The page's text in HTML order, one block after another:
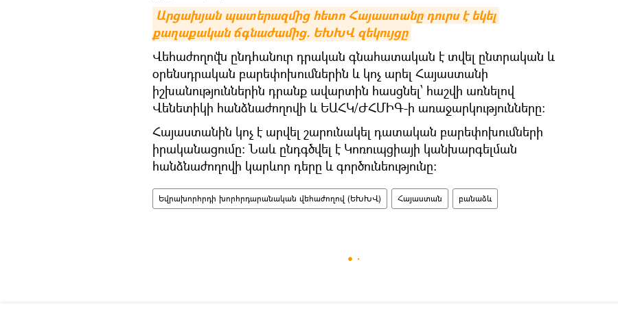
Արցախյան պատերազմից հետո Հայաստանը դուրս է եկել
քաղաքական ճգնաժամից. ԵԽԽՎ զեկույցը
Վեհաժողովն ընդհանուր դրական գնահատական է տվել ընտրական և
օրենսդրական բարեփոխումներին և կոչ արել Հայաստանի
իշխանություններին դրանք ավարտին հասցնել՝ հաշվի առնելով
Վենետիկի հանձնաժողովի և ԵԱՀԿ/ԺՀՄԻԳ-ի առաջարկությունները։
Հայաստանին կոչ է արվել շարունակել դատական բարեփոխումների
իրականացումը: Նաև ընդգծվել է Կոռուպցիայի կանխարգելման
հանձնաժողովի կարևոր դերը և գործունեությունը:
Եվրախորհրդի խորհրդարանական վեհաժողով (ԵԽԽՎ) Հայաստան բանաձև